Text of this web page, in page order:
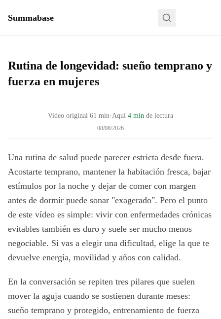
Summabase
Rutina de longevidad: sueño temprano y
fuerza en mujeres
Video original 61 min·Aquí 4 min de lectura
08/08/2026
Una rutina de salud puede parecer estricta desde fuera.
Acostarte temprano, mantener la habitación fresca, bajar
estímulos por la noche y dejar de comer con margen
antes de dormir puede sonar "exagerado". Pero el punto
de este vídeo es simple: vivir con enfermedades crónicas
evitables también es duro y suele ser mucho menos
negociable. Si vas a elegir una dificultad, elige la que te
devuelve energía, movilidad y años con calidad.
En la conversación se repiten tres pilares que suelen
mover la aguja cuando se sostienen durante meses:
sueño temprano y protegido, entrenamiento de fuerza